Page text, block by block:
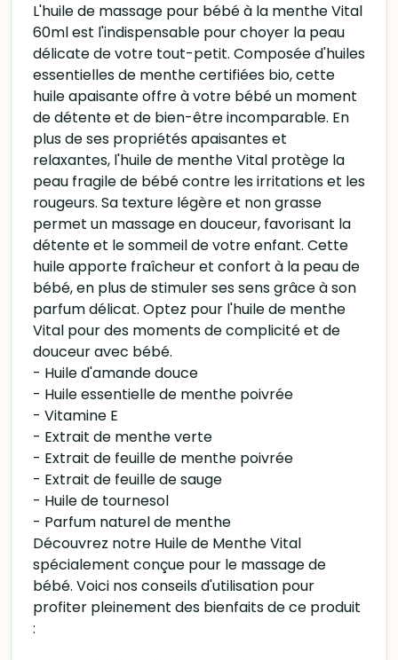
L'huile de massage pour bébé à la menthe Vital
60ml est l'indispensable pour choyer la peau
délicate de votre tout-petit. Composée d'huiles
essentielles de menthe certifiées bio, cette
huile apaisante offre à votre bébé un moment
de détente et de bien-être incomparable. En
plus de ses propriétés apaisantes et
relaxantes, l'huile de menthe Vital protège la
peau fragile de bébé contre les irritations et les
rougeurs. Sa texture légère et non grasse
permet un massage en douceur, favorisant la
détente et le sommeil de votre enfant. Cette
huile apporte fraîcheur et confort à la peau de
bébé, en plus de stimuler ses sens grâce à son
parfum délicat. Optez pour l'huile de menthe
Vital pour des moments de complicité et de
douceur avec bébé.
- Huile d'amande douce
- Huile essentielle de menthe poivrée
- Vitamine E
- Extrait de menthe verte
- Extrait de feuille de menthe poivrée
- Extrait de feuille de sauge
- Huile de tournesol
- Parfum naturel de menthe
Découvrez notre Huile de Menthe Vital
spécialement conçue pour le massage de
bébé. Voici nos conseils d'utilisation pour
profiter pleinement des bienfaits de ce produit
: